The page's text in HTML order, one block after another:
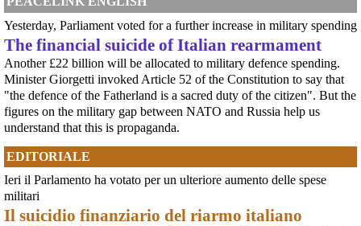
delle Nazioni Unite pubblicato martedì mette a nudo la brutalità e l'entità
della violenza sessuale legata al confl
[News] Accordo di cooperazione militare fra l'Italia e gli Emirati Arabi
Uniti. Ecco i nomi dei senatori che non hanno citato il genocidio del Sudan,
in cui sono coinvolti gli Emirati Arabi Uniti
E' stato approvato - prima con il voto della Camera e poi con quello del
Senato - l'accordo di cooperazione militare fra l'Italia e gli Emirati Arabi
Uniti, il cui coinvolgimento nel genocidio del Sudan è oggetto di indagine da
parte dell'ONU (vedere appendice).Ciò che emer
[News] Caccia di sesta generazione GCAP, c'è una finestra di opportunità per
fermarlo
Ecco le scadenze e i punti deboli del programma militare GCAPA pochi
giorni da una scadenza cruciale per il programma GCAP (Global Combat Air
Programme), il costosissimo caccia di sesta generazione promosso da
Italia, Regno Unito e Giappone, si apre una finestra di opportunità per il
movimento
Yesterday, Parliament voted for a further increase in military spending
The financial suicide of Italian rearmament
Another £22 billion will be allocated to military defence spending.
Minister Giorgetti invoked Article 52 of the Constitution to say that
"the defence of the Fatherland is a sacred duty of the citizen". But the
figures on the military gap between NATO and Russia help us
understand that this is propaganda.
EDITORIALE
Ieri il Parlamento ha votato per un ulteriore aumento delle spese
militari
Il suicidio finanziario del riarmo italiano